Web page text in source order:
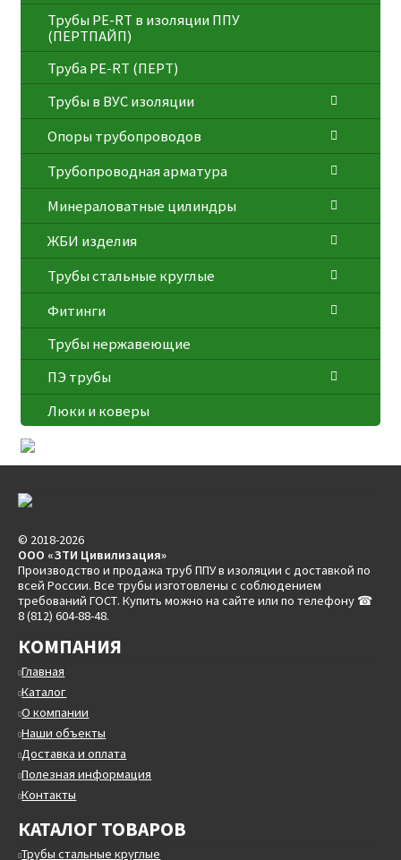
Трубы PE-RT в изоляции ППУ
(ПЕРТПАЙП)
⁠Трубa PE-RT (ПЕРТ)
Трубы в ВУС изоляции
Опоры трубопроводов
Трубопроводная арматура
Минераловатные цилиндры
ЖБИ изделия
Трубы стальные круглые
Фитинги
Трубы нержавеющие
ПЭ трубы
Люки и коверы
© 2018-2026
ООО «ЗТИ Цивилизация»
Производство и продажа труб ППУ в изоляции с доставкой по
всей России. Все трубы изготовлены с соблюдением
требований ГОСТ. Купить можно на сайте или по телефону ☎
8 (812) 604-88-48.
КОМПАНИЯ
Главная
Каталог
О компании
Наши объекты
Доставка и оплата
Полезная информация
Контакты
КАТАЛОГ ТОВАРОВ
Трубы стальные круглые